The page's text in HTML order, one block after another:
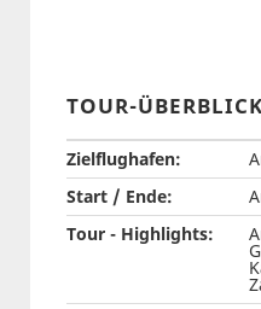
TOUR-ÜBERBLICK
Zielflughafen:
Start / Ende:
Tour - Highlights: